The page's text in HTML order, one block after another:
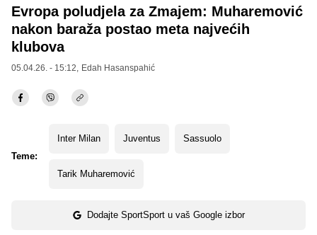
Evropa poludjela za Zmajem: Muharemović
nakon baraža postao meta najvećih
klubova
05.04.26. - 15:12, Edah Hasanspahić
Teme:
Inter Milan Juventus Sassuolo
Tarik Muharemović
Dodajte SportSport u vaš Google izbor